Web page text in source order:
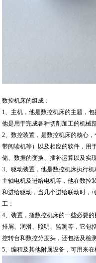
数控机床的组成：
1、主机，他是数控机床的主题，
他是用于完成各种切削加工的机械
2、数控装置，是数控机床的核心
带阅读机等）以及相应的软件，用
储、数据的变换、插补运算以及实
3、驱动装置，他是数控机床执行
主轴电机及进给电机等，他在数控
和进给驱动，当几个进给联动时，
工；
4、装置，指数控机床的一些必要
排屑、润滑、照明、监测等，它包
控转台和数控分度头，还包括及检
5、编程及其他附属设备，可用来